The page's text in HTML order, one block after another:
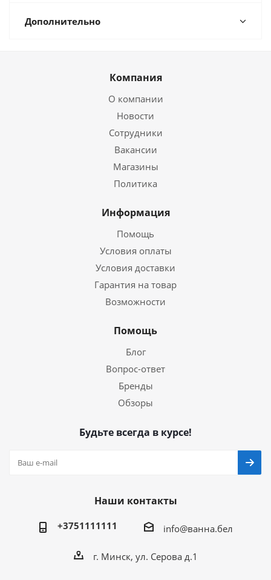
Дополнительно
Компания
О компании
Новости
Сотрудники
Вакансии
Магазины
Политика
Информация
Помощь
Условия оплаты
Условия доставки
Гарантия на товар
Возможности
Помощь
Блог
Вопрос-ответ
Бренды
Обзоры
Будьте всегда в курсе!
Наши контакты
+3751111111 info@ванна.бел
г. Минск, ул. Серова д.1